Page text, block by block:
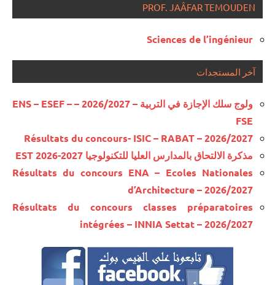
PROF. JAÂFAR TEMOUDEN
Sciences de l’ingénieur
آخر المستجدات
ولوج سلك الإجازة في التربية – 2026/2027 – ENS – ESEF –
FSE
Résultats du concours- ISIC – RABAT – 2026/2027
مذكرة الالتحاق بالمدارس العليا للتكنولوجيا EST 2026-2027
Résultats du concours ENA – Ecoles Nationales
d’Architecture – 2026/2027
Résultats du concours classes préparatoires
intégrées – INNIA Settat – 2026/2027